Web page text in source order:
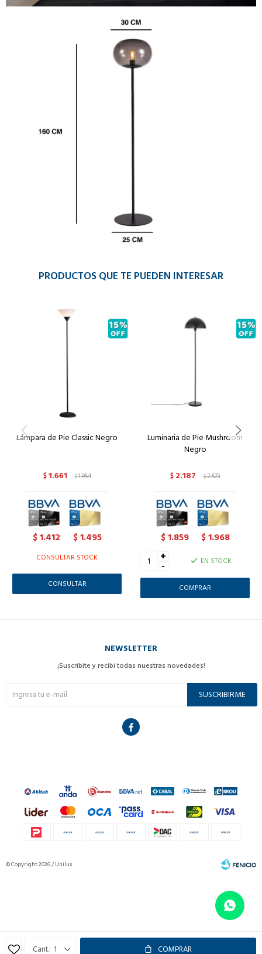
1 COMPRAR
PRODUCTOS QUE TE PUEDEN INTERESAR
Lámpara de Pie Classic Negro
$1.661 $1.954
$1.412 $1.495
CONSULTAR STOCK
CONSULTAR
Luminaria de Pie Mushroom
Negro
$ 2.187 $2.573
$1.859 $1.968
+
- EN STOCK
NEWSLETTER
¡Suscribite y recibí todas nuestras novedades!
SUSCRIBIRME

© Copyright 2026 / Unilux